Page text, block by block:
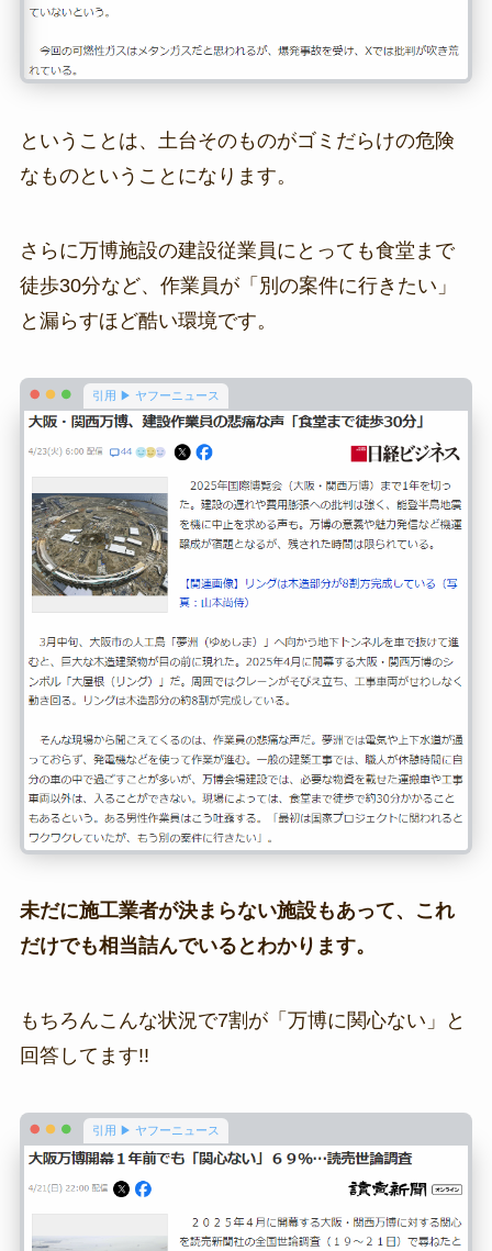
ということは、土台そのものがゴミだらけの危険
なものということになります。
さらに万博施設の建設従業員にとっても食堂まで
徒歩30分など、作業員が「別の案件に行きたい」
と漏らすほど酷い環境です。
引用 ▶ ヤフーニュース
未だに施工業者が決まらない施設もあって、これ
だけでも相当詰んでいるとわかります。
もちろんこんな状況で7割が「万博に関心ない」と
回答してます!!
引用 ▶ ヤフーニュース